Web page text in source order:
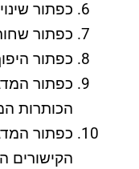
כפתור
כפתור
כפתור
כפתור
הכותרות
כפתור
הקישורים